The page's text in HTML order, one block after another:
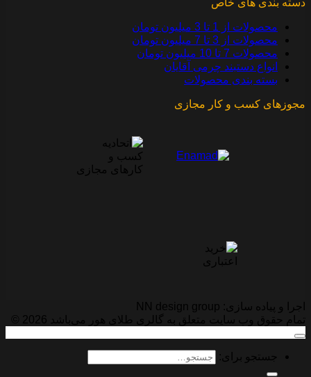
دسته بندی های خاص
محصولات از 1 تا 3 میلیون تومان
محصولات از 3 تا 7 میلیون تومان
محصولات 7 تا 10 میلیون تومان
انواع دستبند چرمی آقایان
بسته بندی محصولات
مجوزهای کسب و کار مجازی
اجرا و پیاده سازی: NN design group
تمام حقوق وب سایت متعلق به گالری طلای هور می‌باشد 2026 ©
جستجو برای: